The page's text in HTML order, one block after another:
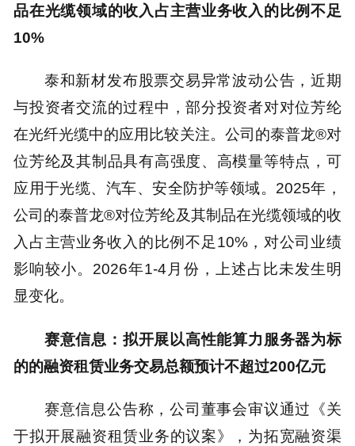
品在光缆领域的收入占主营业务收入的比例不足
10%
泰和新材发布股票交易异常波动公告，近期
与投资者交流的过程中，部分投资者对对位芳纶
在光纤光缆中的应用比较关注。公司的泰普龙®对
位芳纶及其制品具有高强度、高模量等特点，可
应用于光缆、汽车、安全防护等领域。2025年，
公司的泰普龙®对位芳纶及其制品在光缆领域的收
入占主营业务收入的比例不足10%，对公司业绩
影响较小。2026年1-4月份，上述占比未发生明
显变化。
赛意信息：拟开展以高性能算力服务器为标
的的融资租赁业务交易总额预计不超过200亿元
赛意信息公告称，公司董事会审议通过《关
于拟开展融资租赁业务的议案》，为拓宽融资渠